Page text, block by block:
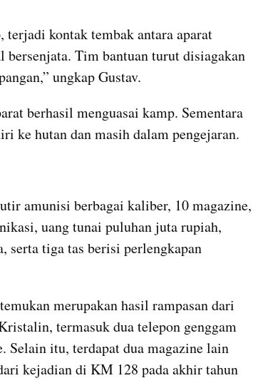
kontak tembak antara aparat
Tim bantuan turut disiagakan
ungkap Gustav.
berhasil menguasai kamp. Sementara
ke hutan dan masih dalam pengejaran.
amunisi berbagai kaliber, 10 magazine,
uang tunai puluhan juta rupiah,
serta tiga tas berisi perlengkapan
merupakan hasil rampasan dari
termasuk dua telepon genggam
Selain itu, terdapat dua magazine lain
kejadian di KM 128 pada akhir tahun